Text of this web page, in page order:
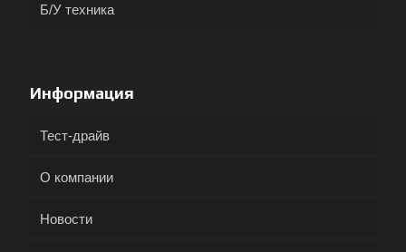
Б/У техника
Информация
Тест-драйв
О компании
Новости